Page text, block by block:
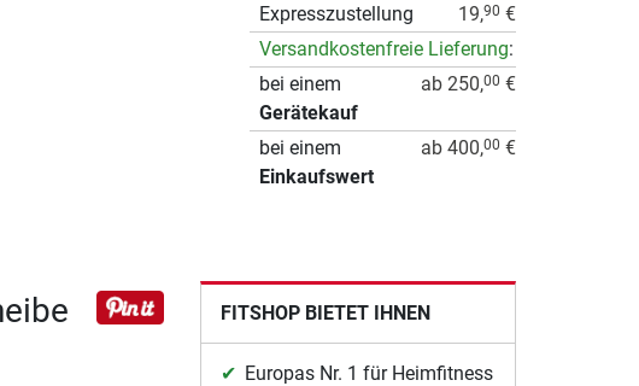
Expresszustellung 19,90 €
Versandkostenfreie Lieferung:
bei einem
Gerätekauf
ab 250,00 €
bei einem
Einkaufswert
ab 400,00 €
FITSHOP BIETET IHNEN
Europas Nr. 1 für Heimfitness